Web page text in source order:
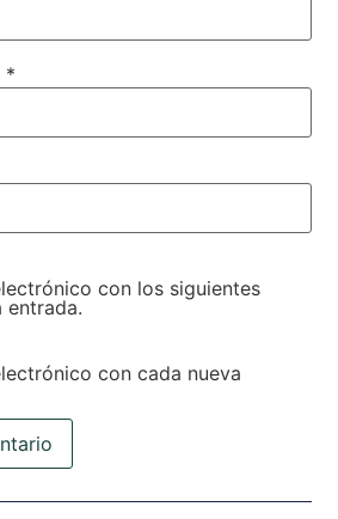
*
con los siguientes
entrada.
con cada nueva